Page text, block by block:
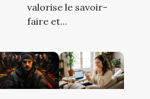
valorise le savoir-
faire et...